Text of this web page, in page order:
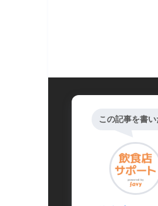
この記事を書い